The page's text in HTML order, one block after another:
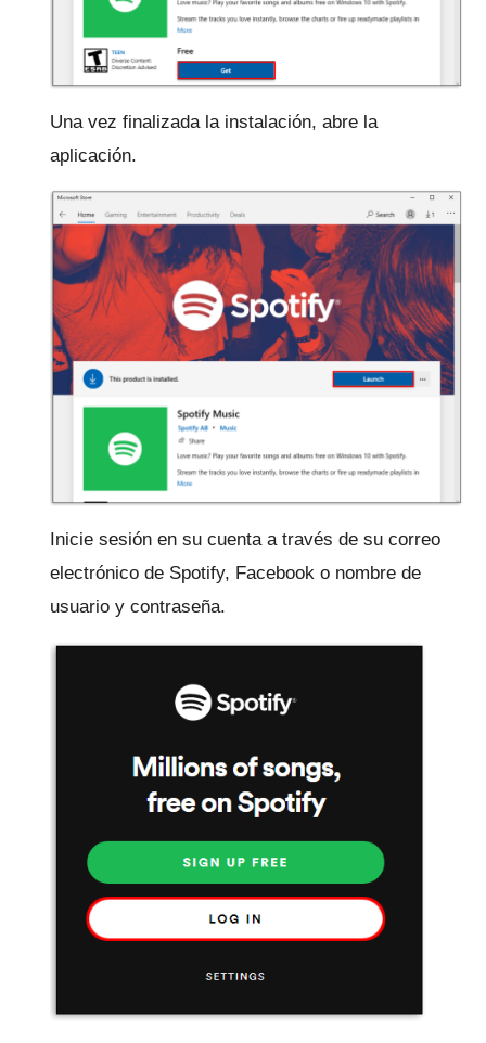
Una vez finalizada la instalación, abre la
aplicación.
Inicie sesión en su cuenta a través de su correo
electrónico de Spotify, Facebook o nombre de
usuario y contraseña.